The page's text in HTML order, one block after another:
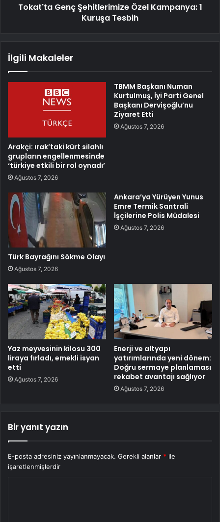
Tokat'ta Genç Şehitlerimize Özel Kampanya: 1
Kuruşa Tesbih
İlgili Makaleler
Arakçi: ırak’taki kürt silahlı
grupların engellenmesinde
‘türkiye etkili bir rol oynadı’
Ağustos 7, 2026
TBMM Başkanı Numan
Kurtulmuş, İyi Parti Genel
Başkanı Dervişoğlu’nu
Ziyaret Etti
Ağustos 7, 2026
Türk Bayrağını Sökme Olayı
Ağustos 7, 2026
Ankara’ya Yürüyen Yunus
Emre Termik Santrali
İşçilerine Polis Müdalesi
Ağustos 7, 2026
Yaz meyvesinin kilosu 300
liraya fırladı, emekli isyan
etti
Ağustos 7, 2026
Enerji ve altyapı
yatırımlarında yeni dönem:
Doğru sermaye planlaması
rekabet avantajı sağlıyor
Ağustos 7, 2026
Bir yanıt yazın
E-posta adresiniz yayınlanmayacak. Gerekli alanlar * ile
işaretlenmişlerdir